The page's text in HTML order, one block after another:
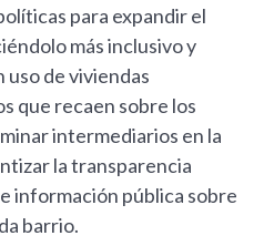
para expandir el
más inclusivo y
uso de viviendas
que recaen sobre los
intermediarios en la
la transparencia
información pública sobre
barrio.